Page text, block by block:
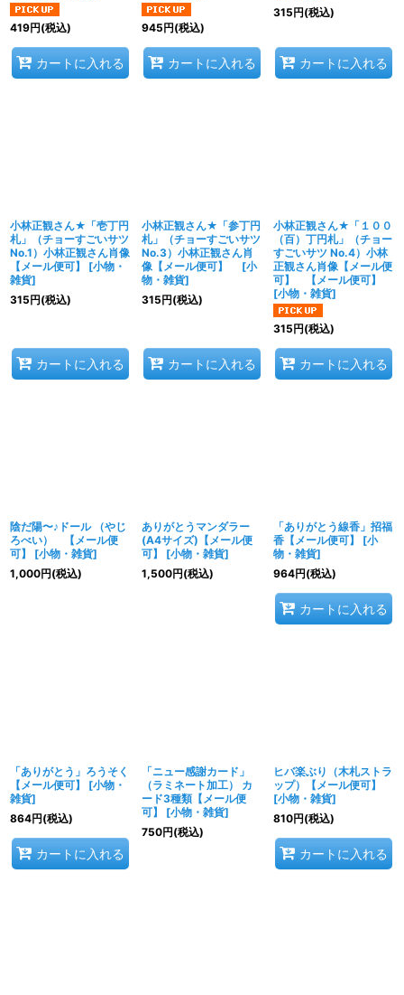
419円(税込)
カートに入れる
945円(税込)
カートに入れる
315円(税込)
カートに入れる
小林正観さん★「壱丁円
札」（チョーすごいサツ
No.1）小林正観さん肖像
【メール便可】
[小物・
雑貨]
315円(税込)
カートに入れる
小林正観さん★「参丁円
札」（チョーすごいサツ
No.3）小林正観さん肖
像【メール便可】
[小
物・雑貨]
315円(税込)
カートに入れる
小林正観さん★「１００
（百）丁円札」（チョー
すごいサツ No.4）小林
正観さん肖像【メール便
可】 【メール便可】
[小物・雑貨]
315円(税込)
カートに入れる
陰だ陽〜♪ドール （やじ
ろべい） 【メール便
可】
[小物・雑貨]
1,000円(税込)
ありがとうマンダラー
(A4サイズ)【メール便
可】
[小物・雑貨]
1,500円(税込)
「ありがとう線香」招福
香【メール便可】
[小
物・雑貨]
964円(税込)
カートに入れる
「ありがとう」ろうそく
【メール便可】
[小物・
雑貨]
864円(税込)
カートに入れる
「ニュー感謝カード」
（ラミネート加工） カ
ード3種類【メール便
可】
[小物・雑貨]
750円(税込)
ヒバ楽ぶり（木札ストラ
ップ）【メール便可】
[小物・雑貨]
810円(税込)
カートに入れる